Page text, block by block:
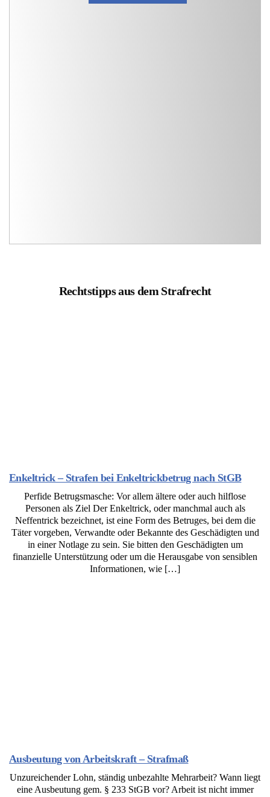
Rechtstipps aus dem Strafrecht
Enkeltrick – Strafen bei Enkeltrickbetrug nach StGB
Perfide Betrugsmasche: Vor allem ältere oder auch hilflose
Personen als Ziel Der Enkeltrick, oder manchmal auch als
Neffentrick bezeichnet, ist eine Form des Betruges, bei dem die
Täter vorgeben, Verwandte oder Bekannte des Geschädigten und
in einer Notlage zu sein. Sie bitten den Geschädigten um
finanzielle Unterstützung oder um die Herausgabe von sensiblen
Informationen, wie […]
Ausbeutung von Arbeitskraft – Strafmaß
Unzureichender Lohn, ständig unbezahlte Mehrarbeit? Wann liegt
eine Ausbeutung gem. § 233 StGB vor? Arbeit ist nicht immer